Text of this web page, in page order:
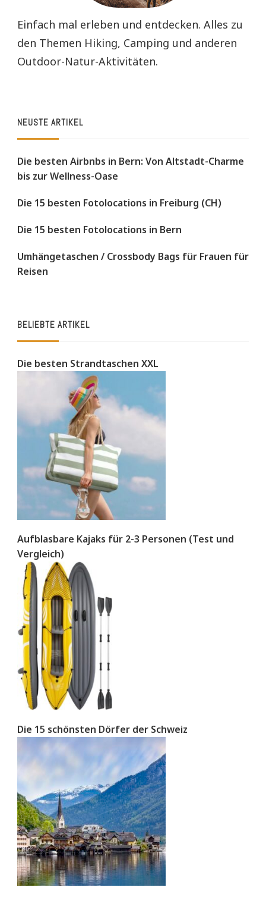
Einfach mal erleben und entdecken. Alles zu
den Themen Hiking, Camping und anderen
Outdoor-Natur-Aktivitäten.
NEUSTE ARTIKEL
Die besten Airbnbs in Bern: Von Altstadt-Charme
bis zur Wellness-Oase
Die 15 besten Fotolocations in Freiburg (CH)
Die 15 besten Fotolocations in Bern
Umhängetaschen / Crossbody Bags für Frauen für
Reisen
BELIEBTE ARTIKEL
Die besten Strandtaschen XXL
Aufblasbare Kajaks für 2-3 Personen (Test und
Vergleich)
Die 15 schönsten Dörfer der Schweiz